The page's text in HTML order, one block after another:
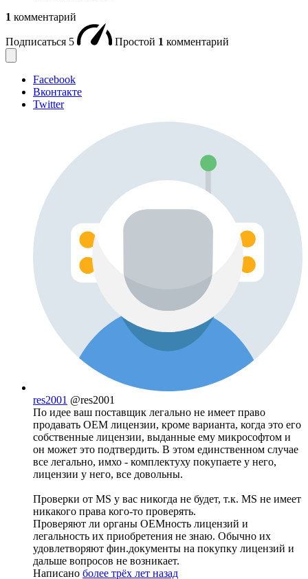
1 комментарий
Подписаться 5 Простой 1 комментарий
Facebook
Вконтакте
Twitter
res2001 @res2001
По идее ваш поставщик легально не имеет право
продавать OEM лицензии, кроме варианта, когда это его
собственные лицензии, выданные ему микрософтом и
он может это подтвердить. В этом единственном случае
все легально, имхо - комплектуху покупаете у него,
лицензии у него, все довольны.
Проверки от MS у вас никогда не будет, т.к. MS не имеет
никакого права кого-то проверять.
Проверяют ли органы OEMность лицензий и
легальность их приобретения не знаю. Обычно их
удовлетворяют фин.документы на покупку лицензий и
дальше вопросов не возникает.
Написано более трёх лет назад